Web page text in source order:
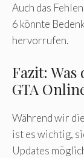
Auch das
6 könnte
hervorrufen.
Fazit:
GTA
Während wir
ist es wichtig,
Updates